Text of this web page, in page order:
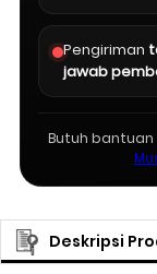
Pengiriman
jawab
Butuh bantuan
Deskripsi